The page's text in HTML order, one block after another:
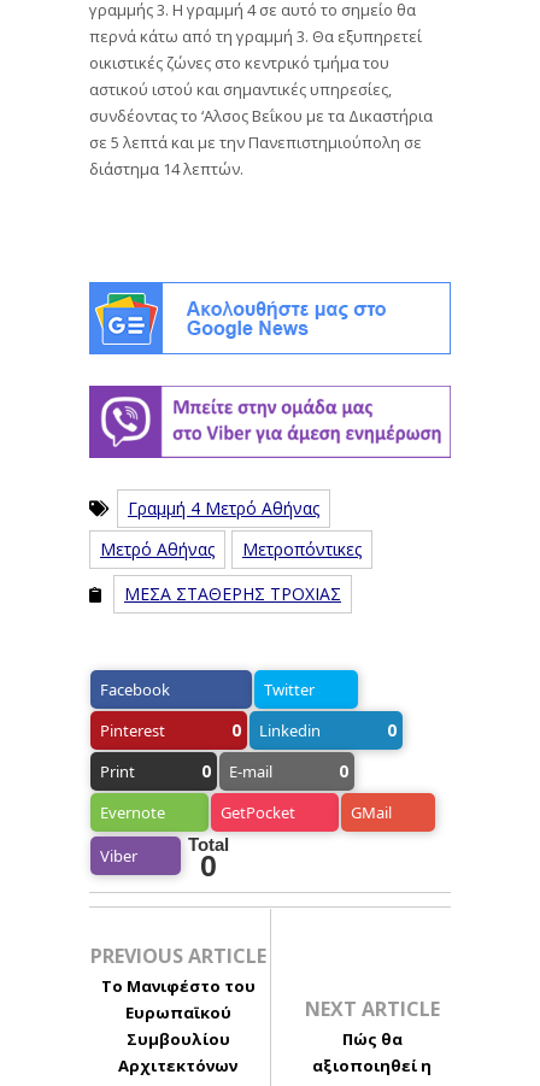
γραμμής 3. Η γραμμή 4 σε αυτό το σημείο θα
περνά κάτω από τη γραμμή 3. Θα εξυπηρετεί
οικιστικές ζώνες στο κεντρικό τμήμα του
αστικού ιστού και σημαντικές υπηρεσίες,
συνδέοντας το ‘Αλσος Βεΐκου με τα Δικαστήρια
σε 5 λεπτά και με την Πανεπιστημιούπολη σε
διάστημα 14 λεπτών.
Γραμμή 4 Μετρό Αθήνας
Μετρό Αθήνας
Μετροπόντικες
ΜΕΣΑ ΣΤΑΘΕΡΗΣ ΤΡΟΧΙΑΣ
Facebook
Twitter
Pinterest
0 Linkedin 0
Print 0 E-mail 0
Evernote GetPocket GMail
Viber
Total
0
PREVIOUS ARTICLE
Το Μανιφέστο του
Ευρωπαϊκού
Συμβουλίου
Αρχιτεκτόνων
NEXT ARTICLE
Πώς θα
αξιοποιηθεί η